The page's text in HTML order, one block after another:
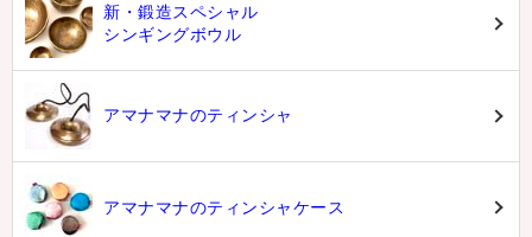
新・鍛造スペシャル
シンギングボウル
アマナマナのティンシャ
アマナマナのティンシャケース